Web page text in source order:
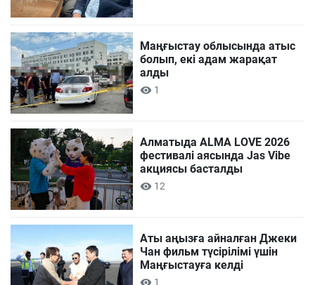
Маңғыстау облысында атыс
болып, екі адам жарақат
алды
1
Алматыда ALMA LOVE 2026
фестивалі аясында Jas Vibe
акциясы басталды
12
Аты аңызға айналған Джеки
Чан фильм түсірілімі үшін
Маңғыстауға келді
1